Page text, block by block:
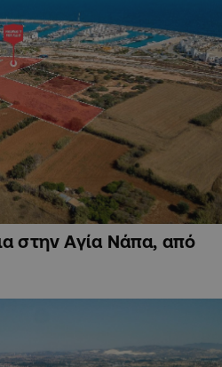
στην Αγία Νάπα, από